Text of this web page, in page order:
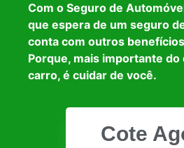
Com o Seguro de
que espera de um seguro
conta com outros
Porque, mais importante do
carro, é cuidar de você.
Cote